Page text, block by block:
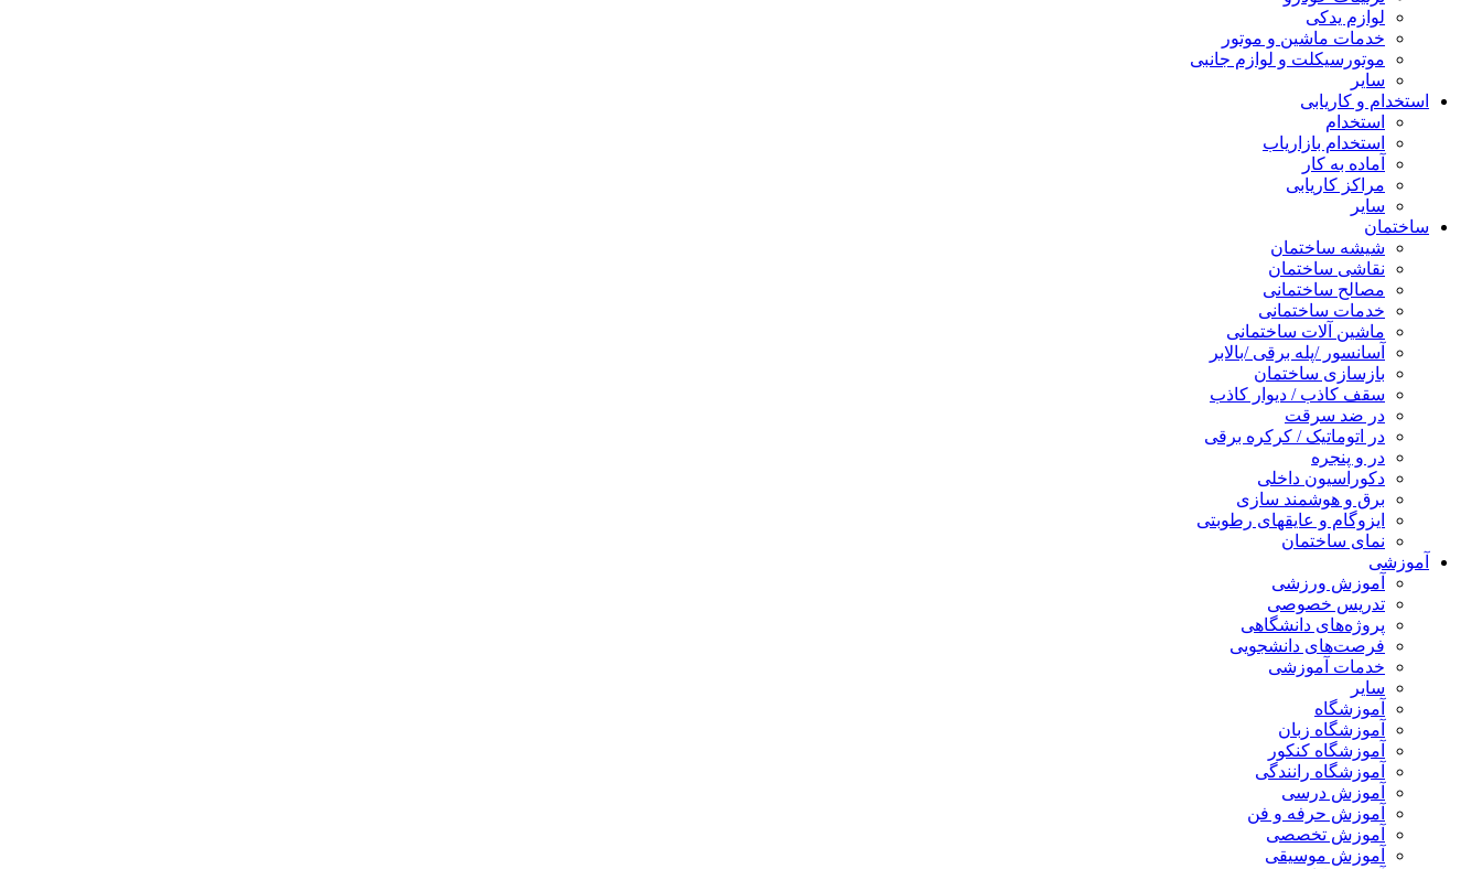
لوازم یدکی
خدمات ماشین و موتور
موتورسیکلت و لوازم جانبی
سایر
استخدام و کاریابی
استخدام
استخدام بازاریاب
آماده به کار
مراکز کاریابی
سایر
ساختمان
شیشه ساختمان
نقاشی ساختمان
مصالح ساختمانی
خدمات ساختمانی
ماشین آلات ساختمانی
آسانسور /پله برقی /بالابر
بازسازی ساختمان
سقف کاذب / دیوار کاذب
در ضد سرقت
در اتوماتیک / کرکره برقی
در و پنجره
دکوراسیون داخلی
برق و هوشمند سازی
ایزوگام و عایقهای رطوبتی
نمای ساختمان
آموزشی
آموزش ورزشی
تدریس خصوصی
پروژه‌های دانشگاهی
فرصت‌های دانشجویی
خدمات آموزشی
سایر
آموزشگاه
آموزشگاه زبان
آموزشگاه کنکور
آموزشگاه رانندگی
آموزش درسی
آموزش حرفه و فن
آموزش تخصصی
آموزش موسیقی